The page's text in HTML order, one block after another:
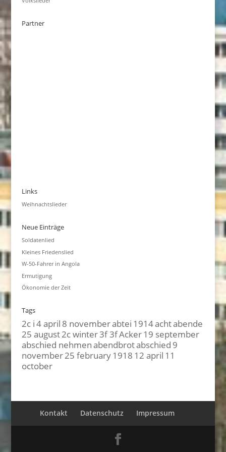
Partner
Links
Weihnachtslieder
Neue Einträge
Soldatenlied
Kleines Friedenslied
W-50-Fahrer in Angola
Ermutigung
Ökonomie der Zeit
Tags
2c i4 april 8 novemberabtei 1914achtabende
25 august2c winter3f 3fAcker19 september
abschied nehmenabendbrotabschied 9
november25 february1918 12 april 11
october
Kontakt Datenschutz Impressum